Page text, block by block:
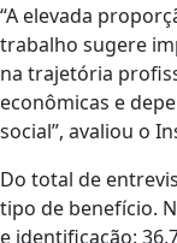
“A elevada
trabalho sugere
na trajetória
econômicas e
social”, avaliou o
Do total de
tipo de benefício.
e identificação: